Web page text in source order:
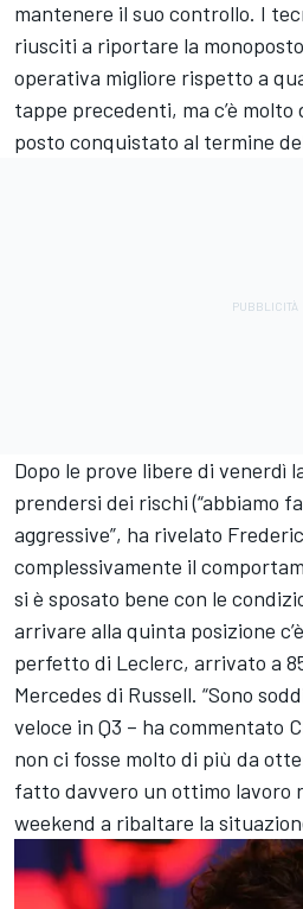
mantenere il suo controllo. I
riusciti a riportare la
operativa migliore rispetto a
tappe precedenti, ma c’è
posto conquistato al termine
Dopo le prove libere di venerdì
prendersi dei rischi (“abbiamo
aggressive”, ha rivelato
complessivamente il
si è sposato bene con le
arrivare alla quinta posizione
perfetto di Leclerc, arrivato a
Mercedes di Russell. “Sono
veloce in Q3 – ha commentato
non ci fosse molto di più da
fatto davvero un ottimo lavoro
weekend a ribaltare la